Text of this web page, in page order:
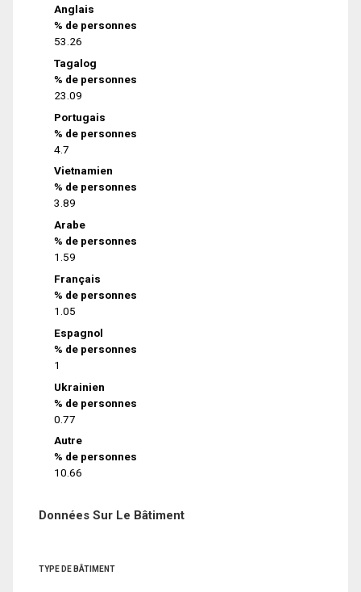
Anglais
% de personnes
53.26
Tagalog
% de personnes
23.09
Portugais
% de personnes
4.7
Vietnamien
% de personnes
3.89
Arabe
% de personnes
1.59
Français
% de personnes
1.05
Espagnol
% de personnes
1
Ukrainien
% de personnes
0.77
Autre
% de personnes
10.66
Données Sur Le Bâtiment
TYPE DE BÂTIMENT